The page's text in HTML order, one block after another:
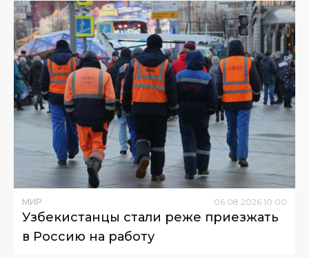
МИР 06.08.2026 10:00
Узбекистанцы стали реже приезжать
в Россию на работу